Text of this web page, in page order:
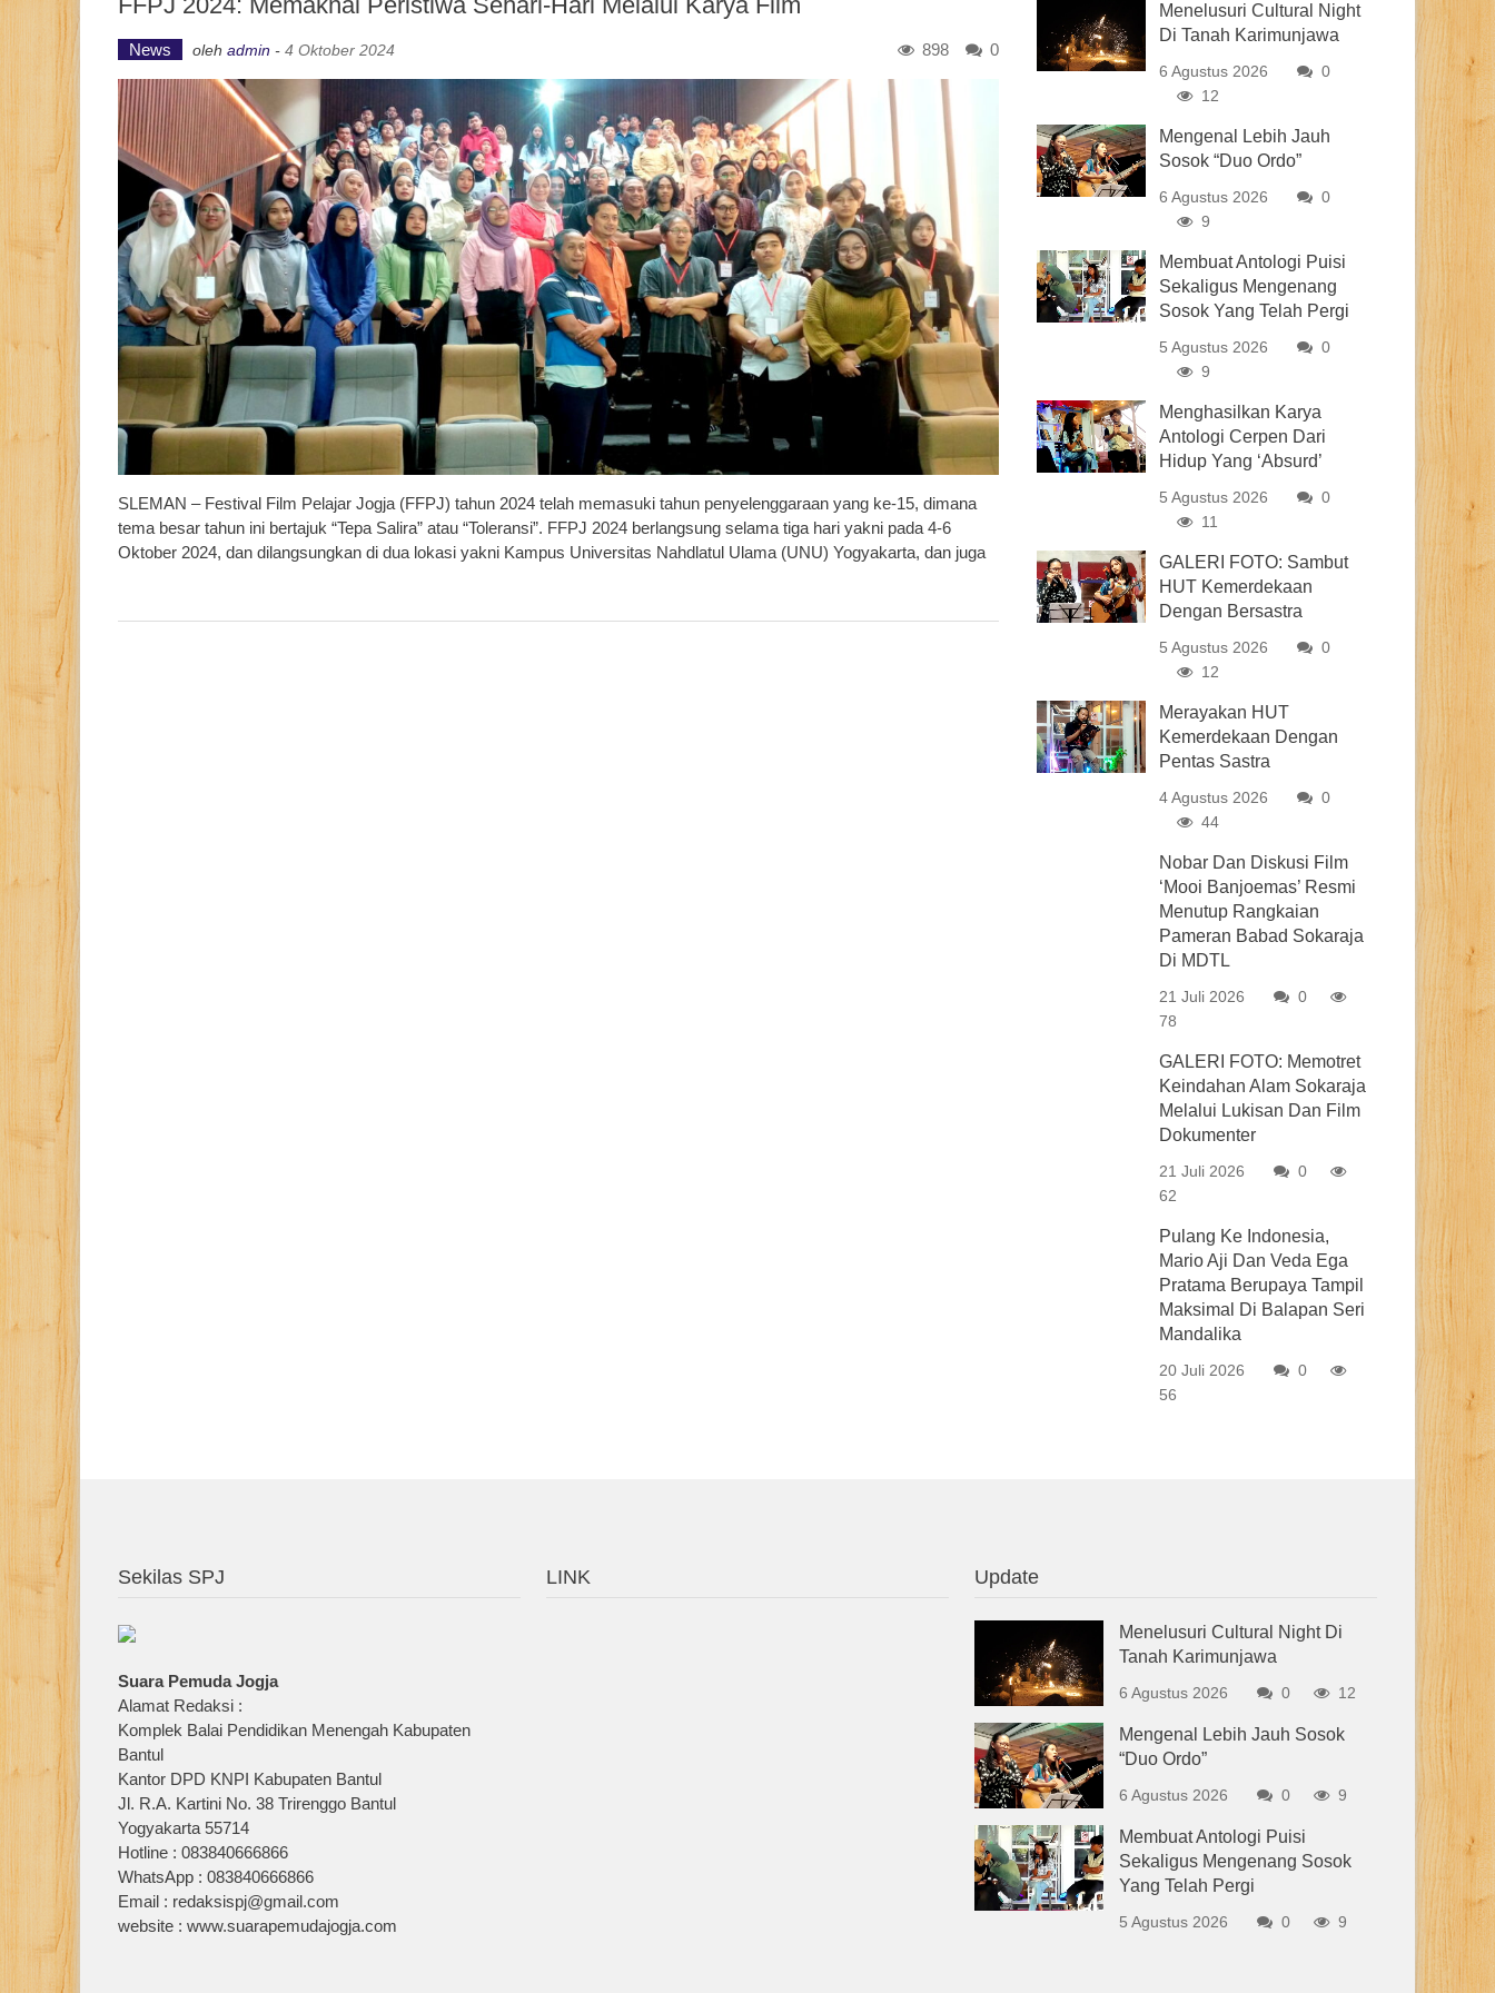
News oleh admin - 4 Oktober 2024 0
898
SLEMAN – Festival Film Pelajar Jogja (FFPJ) tahun 2024 telah memasuki tahun penyelenggaraan yang ke-15, dimana
tema besar tahun ini bertajuk “Tepa Salira” atau “Toleransi”. FFPJ 2024 berlangsung selama tiga hari yakni pada 4-6
Oktober 2024, dan dilangsungkan di dua lokasi yakni Kampus Universitas Nahdlatul Ulama (UNU) Yogyakarta, dan juga
Menelusuri Cultural Night
Di Tanah Karimunjawa
6 Agustus 2026
0
12
Mengenal Lebih Jauh
Sosok “Duo Ordo”
6 Agustus 2026
0
9
Membuat Antologi Puisi
Sekaligus Mengenang
Sosok Yang Telah Pergi
5 Agustus 2026
0
9
Menghasilkan Karya
Antologi Cerpen Dari
Hidup Yang ‘Absurd’
5 Agustus 2026
0
11
GALERI FOTO: Sambut
HUT Kemerdekaan
Dengan Bersastra
5 Agustus 2026
0
12
Merayakan HUT
Kemerdekaan Dengan
Pentas Sastra
4 Agustus 2026
0
44
Nobar Dan Diskusi Film
‘Mooi Banjoemas’ Resmi
Menutup Rangkaian
Pameran Babad Sokaraja
Di MDTL
21 Juli 2026
0
78
GALERI FOTO: Memotret
Keindahan Alam Sokaraja
Melalui Lukisan Dan Film
Dokumenter
21 Juli 2026
0
62
Pulang Ke Indonesia,
Mario Aji Dan Veda Ega
Pratama Berupaya Tampil
Maksimal Di Balapan Seri
Mandalika
20 Juli 2026
0
56
Sekilas SPJ
Suara Pemuda Jogja
Alamat Redaksi :
Komplek Balai Pendidikan Menengah Kabupaten
Bantul
Kantor DPD KNPI Kabupaten Bantul
Jl. R.A. Kartini No. 38 Trirenggo Bantul
Yogyakarta 55714
Hotline : 083840666866
WhatsApp : 083840666866
Email : redaksispj@gmail.com
website : www.suarapemudajogja.com
LINK Update
Menelusuri Cultural Night Di
Tanah Karimunjawa
6 Agustus 2026 0 12
Mengenal Lebih Jauh Sosok
“Duo Ordo”
6 Agustus 2026 0 9
Membuat Antologi Puisi
Sekaligus Mengenang Sosok
Yang Telah Pergi
5 Agustus 2026 0 9